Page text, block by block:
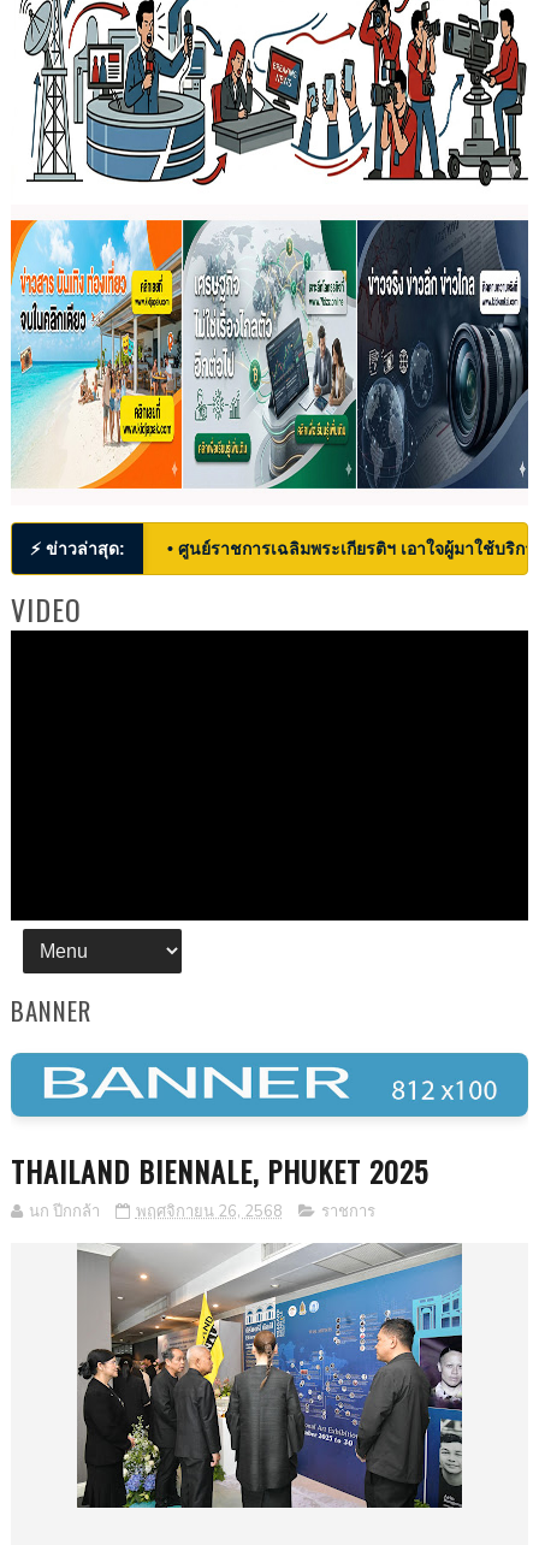
⚡ ข่าวล่าสุด: • ศูนย์ราชการเฉลิมพระเกียรติฯ เอาใจผู้มาใช้บริก
VIDEO
BANNER
THAILAND BIENNALE, PHUKET 2025
นก ปีกกล้า พฤศจิกายน 26, 2568 ราชการ